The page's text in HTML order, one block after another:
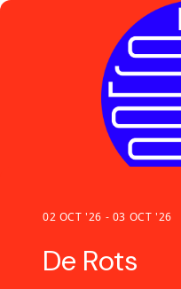
02 OCT '26 - 03 OCT '26
De Rots